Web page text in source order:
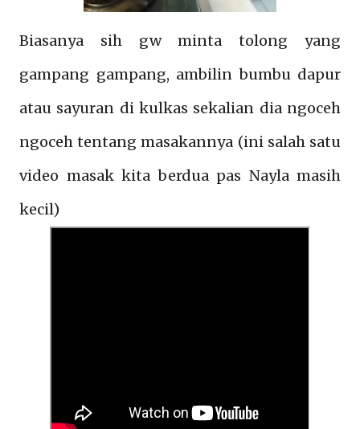
Biasanya sih gw minta tolong yang
gampang gampang, ambilin bumbu dapur
atau sayuran di kulkas sekalian dia ngoceh
ngoceh tentang masakannya (ini salah satu
video masak kita berdua pas Nayla masih
kecil)